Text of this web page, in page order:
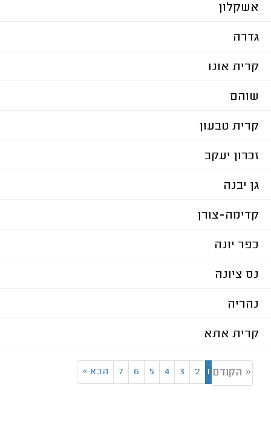
אשקלון
גדרה
קרית אונו
שוהם
קרית טבעון
זכרון יעקב
גן יבנה
קדימה-צורן
כפר יונה
נס ציונה
נהריה
קרית אתא
« הקודם 1
2
3
4
5
6
7 הבא »